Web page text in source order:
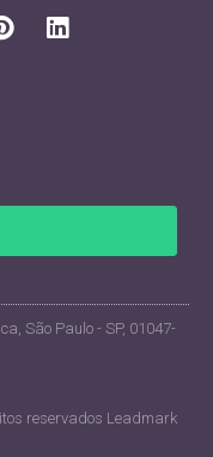
São Paulo - SP, 01047-
reservados Leadmark